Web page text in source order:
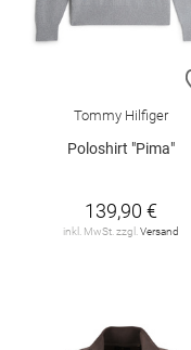
Tommy Hilfiger
Poloshirt "Pima"
139,90 €
inkl. MwSt. zzgl. Versand